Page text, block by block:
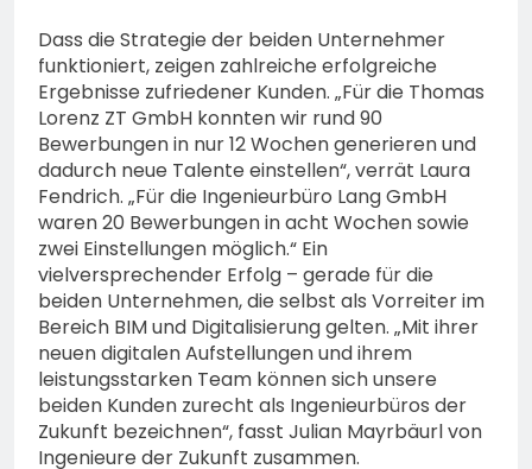
Dass die Strategie der beiden Unternehmer
funktioniert, zeigen zahlreiche erfolgreiche
Ergebnisse zufriedener Kunden. „Für die Thomas
Lorenz ZT GmbH konnten wir rund 90
Bewerbungen in nur 12 Wochen generieren und
dadurch neue Talente einstellen“, verrät Laura
Fendrich. „Für die Ingenieurbüro Lang GmbH
waren 20 Bewerbungen in acht Wochen sowie
zwei Einstellungen möglich.“ Ein
vielversprechender Erfolg – gerade für die
beiden Unternehmen, die selbst als Vorreiter im
Bereich BIM und Digitalisierung gelten. „Mit ihrer
neuen digitalen Aufstellungen und ihrem
leistungsstarken Team können sich unsere
beiden Kunden zurecht als Ingenieurbüros der
Zukunft bezeichnen“, fasst Julian Mayrbäurl von
Ingenieure der Zukunft zusammen.